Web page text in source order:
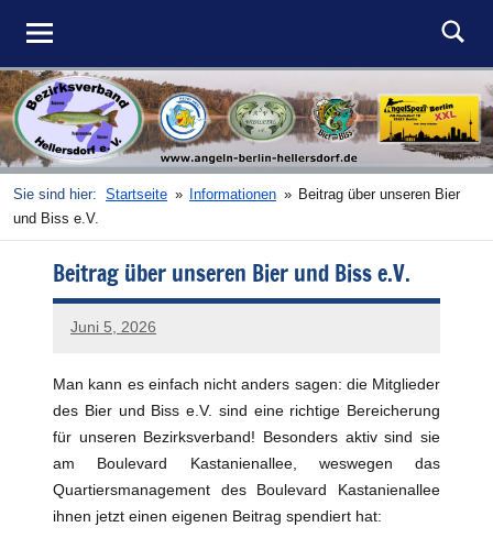
Inhalt
springen
DAV
BV
Hellersdorf
e.V.
Berlin-
Hellersdorf
Sie sind hier: Startseite Informationen
Beitrag über unseren Bier
und Biss e.V.
Beitrag über unseren Bier und Biss e.V.
Juni 5, 2026
admin
Man kann es einfach nicht anders sagen: die Mitglieder
des Bier und Biss e.V. sind eine richtige Bereicherung
für unseren Bezirksverband! Besonders aktiv sind sie
am Boulevard Kastanienallee, weswegen das
Quartiersmanagement des Boulevard Kastanienallee
ihnen jetzt einen eigenen Beitrag spendiert hat: